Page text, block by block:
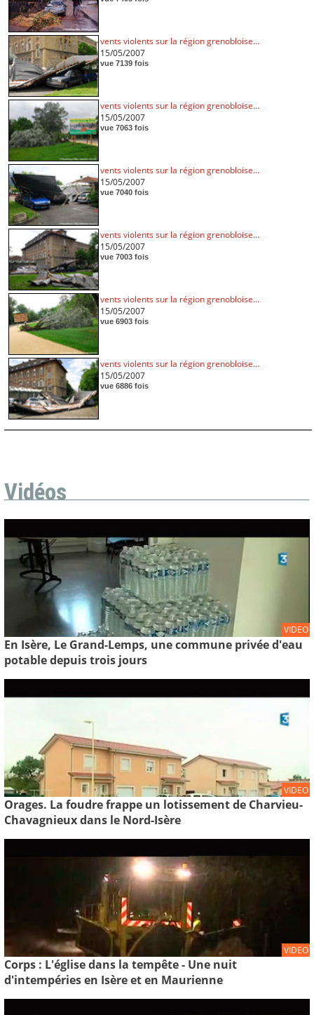
vents violents sur la région grenobloise...
15/05/2007
vue 7139 fois
vents violents sur la région grenobloise...
15/05/2007
vue 7063 fois
vents violents sur la région grenobloise...
15/05/2007
vue 7040 fois
vents violents sur la région grenobloise...
15/05/2007
vue 7003 fois
vents violents sur la région grenobloise...
15/05/2007
vue 6903 fois
vents violents sur la région grenobloise...
15/05/2007
vue 6886 fois
Vidéos
VIDEO
En Isère, Le Grand-Lemps, une commune privée d'eau
potable depuis trois jours
VIDEO
Orages. La foudre frappe un lotissement de Charvieu-
Chavagnieux dans le Nord-Isère
VIDEO
Corps : L'église dans la tempête - Une nuit
d'intempéries en Isère et en Maurienne